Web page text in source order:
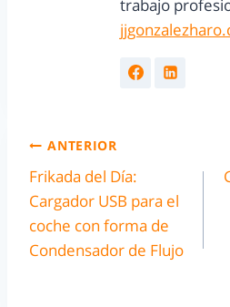
trabajo
ANTERIOR
Frikada del Día:
Cargador USB para el
coche con forma de
Condensador de Flujo